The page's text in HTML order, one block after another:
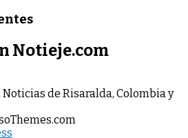
Notieje.com
de Risaralda, Colombia y